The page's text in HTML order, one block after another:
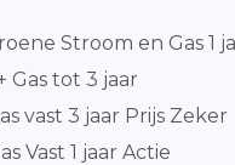
Stroom en Gas 1
Gas tot 3 jaar
vast 3 jaar Prijs Zeker
Vast 1 jaar Actie